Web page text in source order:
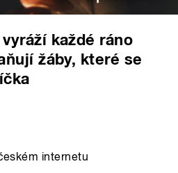
každé ráno
žáby, které se
internetu